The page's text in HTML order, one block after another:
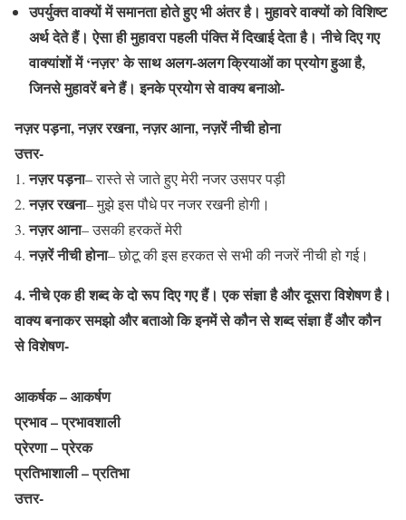
उपर्युक्त वाक्यों में समानता होते हुए भी अंतर है। मुहावरे वाक्यों को विशिष्ट
अर्थ देते हैं। ऐसा ही मुहावरा पहली पंक्ति में दिखाई देता है। नीचे दिए गए
वाक्यांशों में ‘नज़र’ के साथ अलग-अलग क्रियाओं का प्रयोग हुआ है,
जिनसे मुहावरें बने हैं। इनके प्रयोग से वाक्य बनाओ-
नज़र पड़ना, नज़र रखना, नज़र आना, नज़रें नीची होना
उत्तर-
नज़र पड़ना– रास्ते से जाते हुए मेरी नजर उसपर पड़ी
नज़र रखना– मुझे इस पौधे पर नजर रखनी होगी।
नज़र आना– उसकी हरकतें मेरी
नज़रें नीची होना– छोटू की इस हरकत से सभी की नजरें नीची हो गई।
4. नीचे एक ही शब्द के दो रूप दिए गए हैं। एक संज्ञा है और दूसरा विशेषण है।
वाक्य बनाकर समझो और बताओ कि इनमें से कौन से शब्द संज्ञा हैं और कौन
से विशेषण-
आकर्षक – आकर्षण
प्रभाव – प्रभावशाली
प्रेरणा – प्रेरक
प्रतिभाशाली – प्रतिभा
उत्तर-